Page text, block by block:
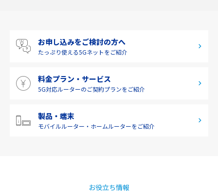
九州・沖縄お申し込みをご検討の方へ
たっぷり使える5Gネットをご紹介
料金プラン・サービス
5G対応ルーターのご契約プランをご紹介
製品・端末
モバイルルーター・ ホームルーターをご紹介
お役立ち情報